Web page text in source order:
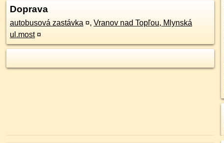
Doprava
autobusová zastávka ¤, Vranov nad Topľou, Mlynská
ul.most ¤